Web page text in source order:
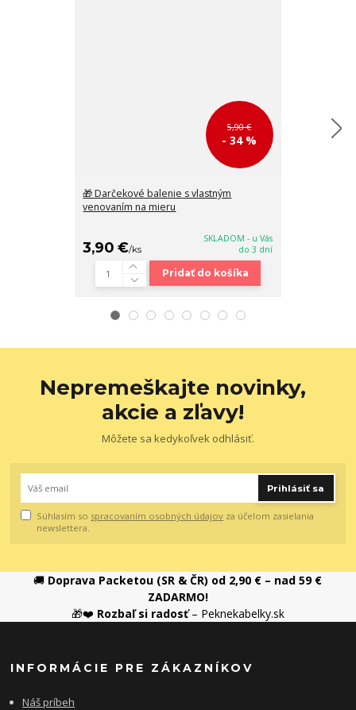
5,90 €
- 34 %
🎁 Darčekové balenie s vlastným
venovaním na mieru
3,90 €/ks
SKLADOM - u Vás
do 3 dní
Pridať do košíka
Nepremeškajte novinky,
akcie a zľavy!
Môžete sa kedykoľvek odhlásiť.
Prihlásiť sa
Súhlasím so spracovaním osobných údajov za účelom zasielania
newslettera.
🚚 Doprava Packetou (SR & ČR) od 2,90 € – nad 59 €
ZADARMO!
🎁❤️ Rozbaľ si radosť– Peknekabelky.sk
INFORMÁCIE PRE ZÁKAZNÍKOV
Náš príbeh